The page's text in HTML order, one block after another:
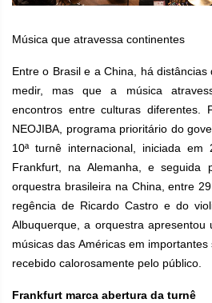
Música que atravessa continentes
Entre o Brasil e a China, há
medir, mas que a música
encontros entre culturas diferentes.
NEOJIBA, programa prioritário do
10ª turnê internacional, iniciada
Frankfurt, na Alemanha, e seguida
orquestra brasileira na China, entre
regência de Ricardo Castro e do
Albuquerque, a orquestra apresentou
músicas das Américas em
recebido calorosamente pelo público.
Frankfurt marca abertura da turnê